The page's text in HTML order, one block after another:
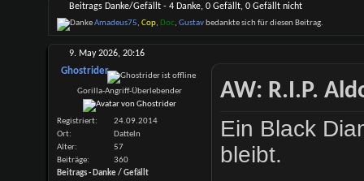
Beitrags Danke/Gefällt - 4 Danke, 0 Gefällt, 0 Gefällt nicht
Amadeus75, Cop, Doc, Gustavbedankte sich für diesen Beitrag.
9. May 2026, 20:16
Ghostrider
Gorilla-Angriff-Überlebender
Registriert
24.09.2014
Ort
Datteln
Alter
57
Beiträge
360
Beitrags - Danke / Gefällt
AW: R.I.P.
Ein Black
bleibt.